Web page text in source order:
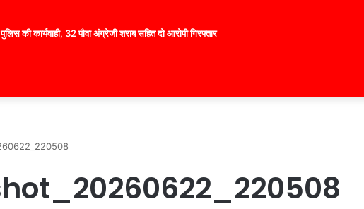
की कार्यवाही, 32 पौवा अंग्रेजी शराब सहित दो आरोपी गिरफ्तार